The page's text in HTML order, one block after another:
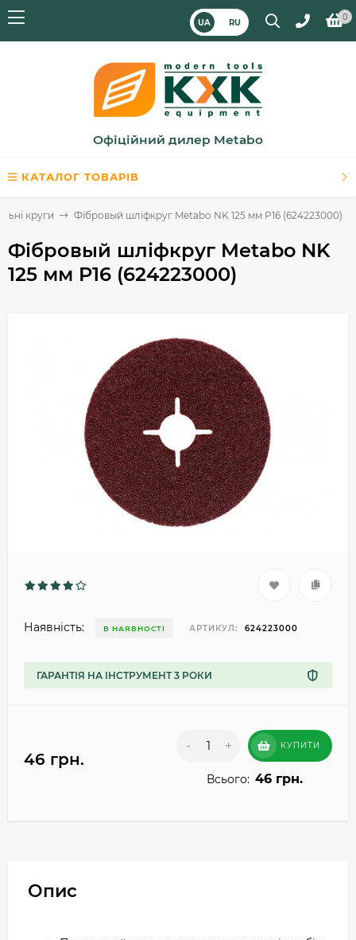
UA RU
0
Офіційний дилер Metabo
КАТАЛОГ ТОВАРІВ
круги Фібровый шліфкруг Metabo NK 125 мм P16 (624223000)
Фібровый шліфкруг Metabo NK
125 мм P16 (624223000)
Наявність: В НАЯВНОСТІ АРТИКУЛ: 624223000
ГАРАНТІЯ НА ІНСТРУМЕНТ 3 РОКИ
46 грн.
- + КУПИТИ
Всього: 46 грн.
Опис